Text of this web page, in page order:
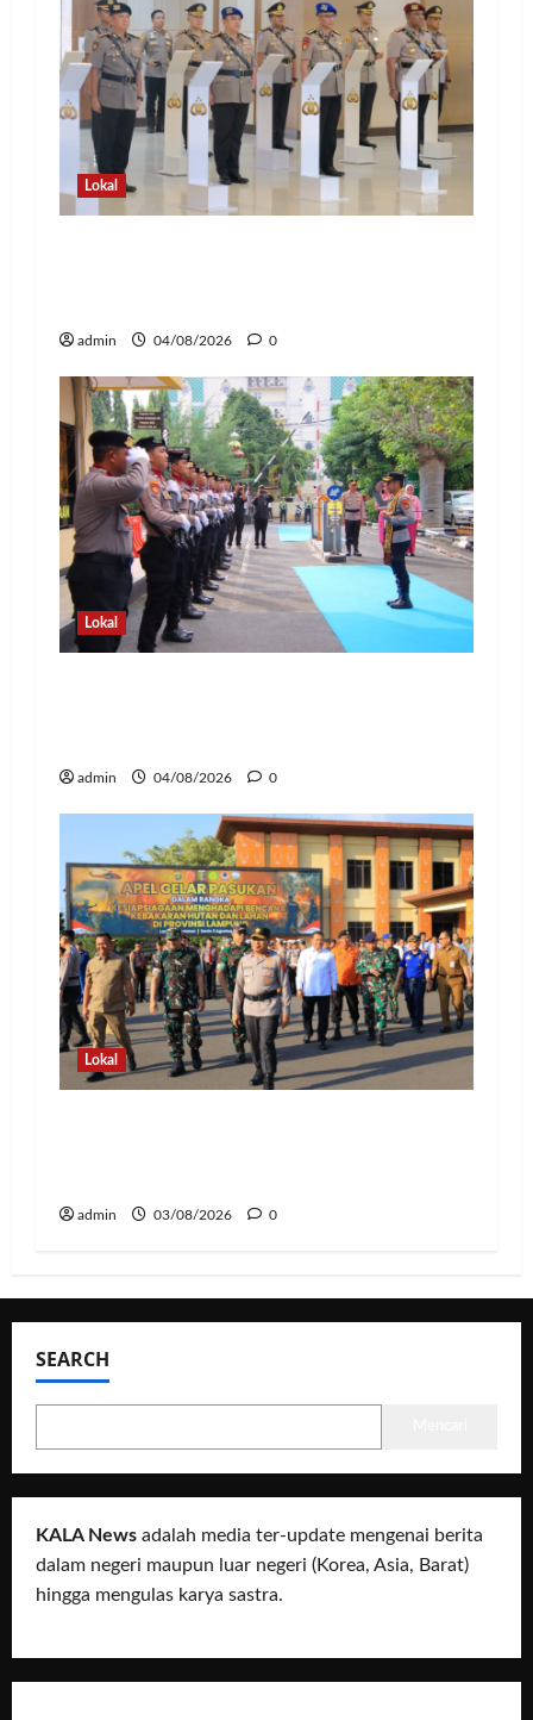
Lokal
admin 04/08/2026 0
Lokal
admin 04/08/2026 0
Lokal
admin 03/08/2026 0
SEARCH
KALA News adalah media ter-update mengenai berita
dalam negeri maupun luar negeri (Korea, Asia, Barat)
hingga mengulas karya sastra.